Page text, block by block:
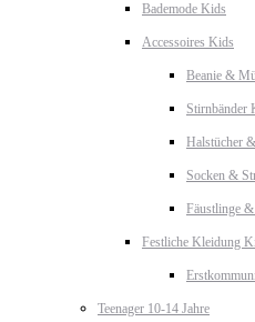
Bademode Kids
Accessoires Kids
Beanie &
Stirnbänder
Halstücher
Socken &
Fäustlinge
Festliche Kleidung
Teenager 10-14 Jahre